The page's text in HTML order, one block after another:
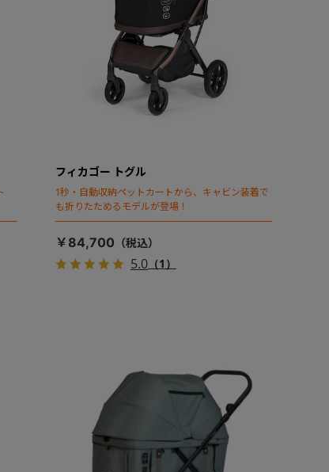
フィカゴー トグル
1秒・自動収納ペットカートから、キャビン装着で
も折りたためるモデルが登場！
￥84,700
5.0（1）